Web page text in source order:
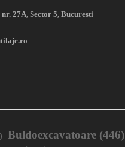
nr. 27A, Sector 5, Bucuresti
Buldoexcavatoare (446)